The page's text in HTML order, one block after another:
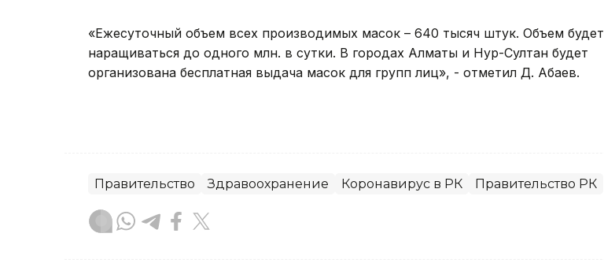
«Ежесуточный объем всех производимых масок – 640 тысяч штук. Объем будет
наращиваться до одного млн. в сутки. В городах Алматы и Нур-Султан будет
организована бесплатная выдача масок для групп лиц», - отметил Д. Абаев.
Правительство Здравоохранение Коронавирус в РК Правительство РК